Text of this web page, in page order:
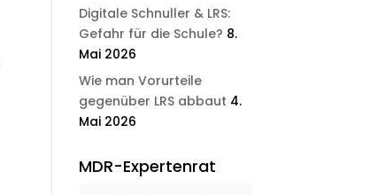
Digitale Schnuller & LRS:
Gefahr für die Schule? 8.
Mai 2026
Wie man Vorurteile
gegenüber LRS abbaut 4.
Mai 2026
MDR-Expertenrat